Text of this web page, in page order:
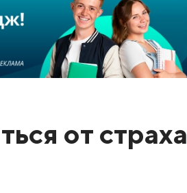
от страха